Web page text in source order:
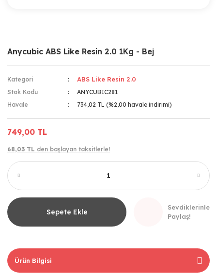
Anycubic ABS Like Resin 2.0 1Kg - Bej
Kategori ABS Like Resin 2.0
Stok Kodu
ANYCUBIC281
Havale
734,02 TL (%2,00 havale indirimi)
749,00 TL
68,03 TL den başlayan taksitlerle!
Sepete Ekle
Sevdiklerinle
Paylaş!
Ürün Bilgisi